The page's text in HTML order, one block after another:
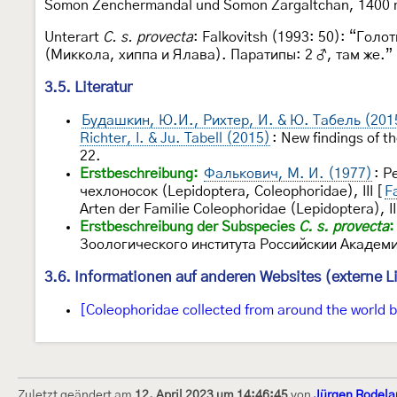
Somon Zenchermandal und Somon Žargaltchan,
Unterart C. s. provecta: Falkovitsh (1993: 50):
(Миккола, хиппа и Ялава). Паратипы: 2 ♂, там же.”
3.5. Literatur
Будашкин, Ю.И., Рихтер, И. & Ю. Табель
Richter, I. & Ju. Tabell (2015) : New findings of
22.
Erstbeschreibung: Фалькович, М. И. (1977) :
чехлоносок (Lepidoptera, Coleophoridae), III [
Arten der Familie Coleophoridae
Erstbeschreibung der Subspecies C. s. provecta:
Зоологического института Российскии
3.6. Informationen auf anderen Websites (externe
[Coleophoridae collected from around the world